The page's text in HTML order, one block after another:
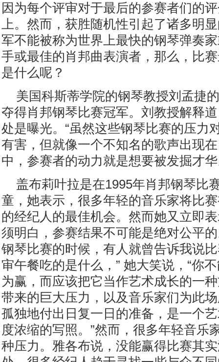
因为每个评审对于最后的参赛者们的
上。然而，获胜随机性引起了诸多明
军不能被称为世界上最快的钢琴弹奏
手或最佳的肖邦曲表演者，那么，比
是什么呢？
美国科斯蒂学院的钢琴教授刘孟捷
夺得肖邦钢琴比赛冠军。刘教授解释
处是曝光。“虽然这些钢琴比赛的压力
有害，但就像一个不知名的歌声出现
中，参赛者的动力就是想要被发掘才华
盖布莉叶拉是在1995年肖邦钢琴比
童，她表示，很多年轻的音乐家将比
的经纪人的最佳机会。然而她又立即
须明白，参赛结果不可能是绝对公平
钢琴比赛的时候，有人就曾告诉我说
审午餐吃的是什么，” 她大笑说，“你
为赢，而应该把它当作艺术成长的一
带来的巨大压力，以及音乐家们为此
孤独地付出日复一日的准备，是一个
度浓缩的写照。”然而，很多年轻音乐
种压力。雅各布说，没能赢得比赛其